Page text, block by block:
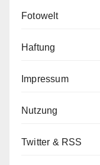
Fotowelt
Haftung
Impressum
Nutzung
Twitter & RSS